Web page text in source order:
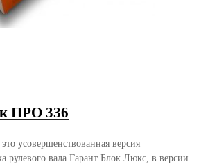
ПРО 336
усовершенствованная версия
рулевого вала Гарант Блок Люкс, в версии